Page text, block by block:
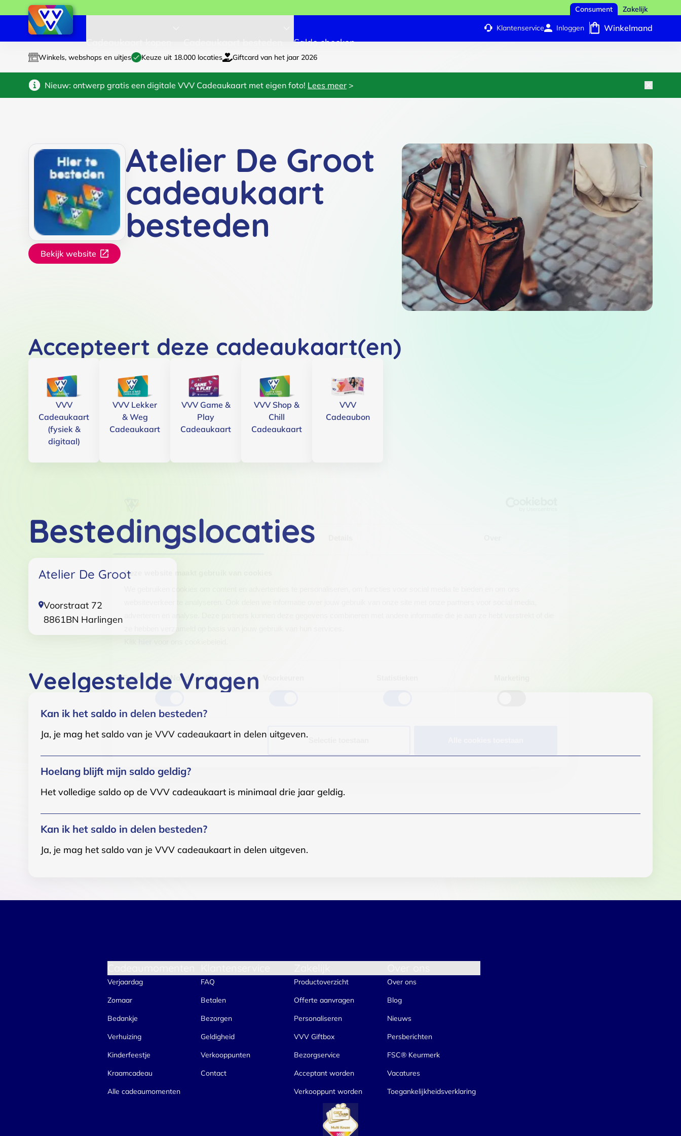
Toestemming
Deze website maakt gebruik van cookies
ze hebben verzameld op basis van jouw gebruik van hun services.
Functioneel / Noodzakelijk
Consument Zakelijk
Saldo checken
Klantenservice Inloggen Winkelmand
Winkels, webshops en uitjes Keuze uit 18.000 locaties Giftcard van het jaar 2026
Nieuw: ontwerp gratis een digitale VVV Cadeaukaart met eigen foto! Lees meer >
Atelier De Groot
cadeaukaart
besteden
Bekijk website
Accepteert deze cadeaukaart(en)
VVV
Cadeaukaart
(fysiek &
digitaal)
VVV Lekker
& Weg
Cadeaukaart
VVV Game &
Play
Cadeaukaart
VVV Shop &
Chill
Cadeaukaart
VVV
Cadeaubon
Bestedingslocaties
Atelier De Groot
Voorstraat 72
8861BN Harlingen
Veelgestelde Vragen
Kan ik het saldo in delen besteden?
Ja, je mag het saldo van je VVV cadeaukaart in delen uitgeven.
Hoelang blijft mijn saldo geldig?
Het volledige saldo op de VVV cadeaukaart is minimaal drie jaar geldig.
Kan ik het saldo in delen besteden?
Ja, je mag het saldo van je VVV cadeaukaart in delen uitgeven.
Verjaardag
Zomaar
Bedankje
Verhuizing
Kinderfeestje
Kraamcadeau
Alle cadeaumomenten
FAQ
Betalen
Bezorgen
Geldigheid
Verkooppunten
Contact
Productoverzicht
Offerte aanvragen
Personaliseren
VVV Giftbox
Bezorgservice
Acceptant worden
Verkooppunt worden
Over ons
Blog
Nieuws
Persberichten
FSC® Keurmerk
Vacatures
Toegankelijkheidsverklaring